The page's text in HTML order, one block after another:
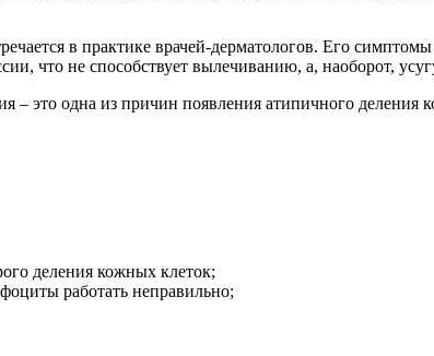
в практике врачей-дерматологов. Его
что не способствует вылечиванию, а, наоборот,
это одна из причин появления атипичного деления
деления кожных клеток;
работать неправильно;